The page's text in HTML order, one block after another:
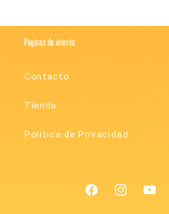
Páginas de interés
Contacto
Tienda
Política de Privacidad
FacebookInstagram